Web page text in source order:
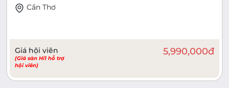
Cần Thơ
Giá hội viên
(Giá sàn Hi1 hỗ trợ
hội viên)
5,990,000đ